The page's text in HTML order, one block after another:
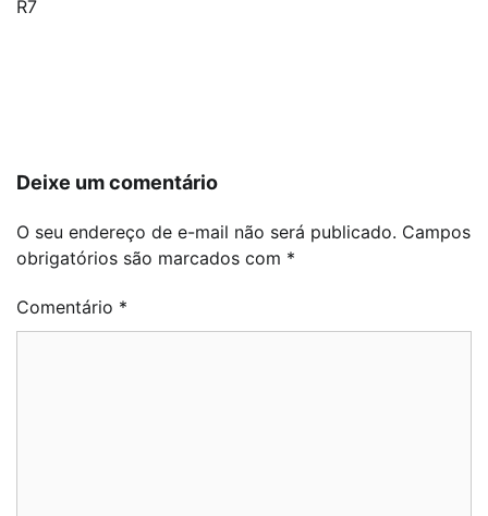
R7
Deixe um comentário
O seu endereço de e-mail não será publicado. Campos
obrigatórios são marcados com *
Comentário *